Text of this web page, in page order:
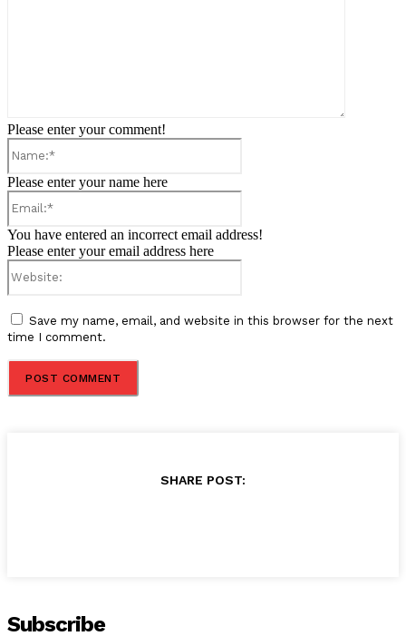
Please enter your comment!
Please enter your name here
You have entered an incorrect email address!
Please enter your email address here
Save my name, email, and website in this browser for the next
time I comment.
SHARE POST:
Subscribe